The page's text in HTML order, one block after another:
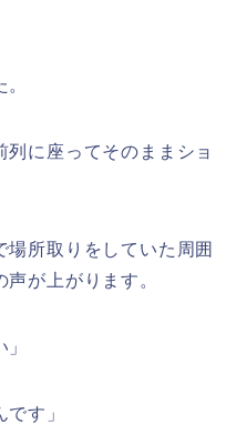
に座ってそのままショ
場所取りをしていた周囲
が上がります。
す」